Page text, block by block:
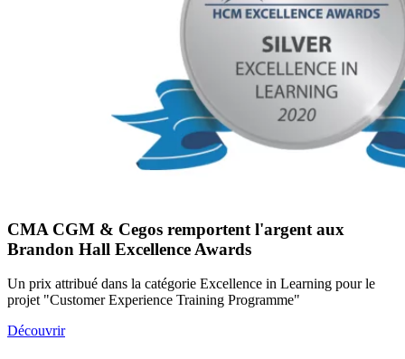
CMA CGM & Cegos remportent l'argent aux
Brandon Hall Excellence Awards
Un prix attribué dans la catégorie Excellence in Learning pour le
projet "Customer Experience Training Programme"
Découvrir